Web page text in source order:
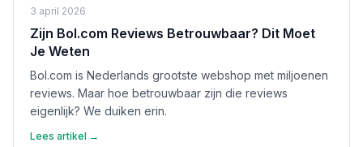
3 april 2026
Zijn Bol.com Reviews Betrouwbaar? Dit Moet
Je Weten
Bol.com is Nederlands grootste webshop met miljoenen
reviews. Maar hoe betrouwbaar zijn die reviews
eigenlijk? We duiken erin.
Lees artikel →